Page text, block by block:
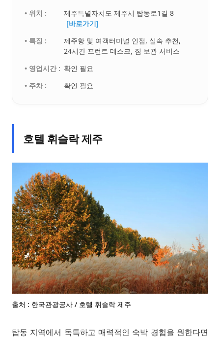
• 위치 :
제주특별자치도 제주시 탑동로1길 8
[바로가기]
• 특징 :
제주항 및 여객터미널 인접, 실속 추천,
24시간 프런트 데스크, 짐 보관 서비스
• 영업시간 : 확인 필요
• 주차 :
확인 필요
호텔 휘슬락 제주
출처 : 한국관광공사 / 호텔 휘슬락 제주
탑동 지역에서 독특하고 매력적인 숙박 경험을 원한다면